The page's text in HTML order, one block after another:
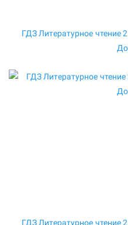
ГДЗ Литературное чтение
ГДЗ Литературное чтение